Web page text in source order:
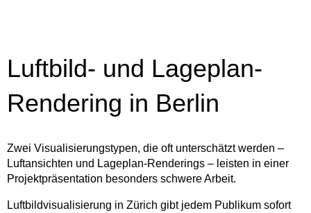
Luftbild- und Lageplan-
Rendering in Berlin
Zwei Visualisierungstypen, die oft unterschätzt werden –
Luftansichten und Lageplan-Renderings – leisten in einer
Projektpräsentation besonders schwere Arbeit.
Luftbildvisualisierung in Zürich gibt jedem Publikum sofort